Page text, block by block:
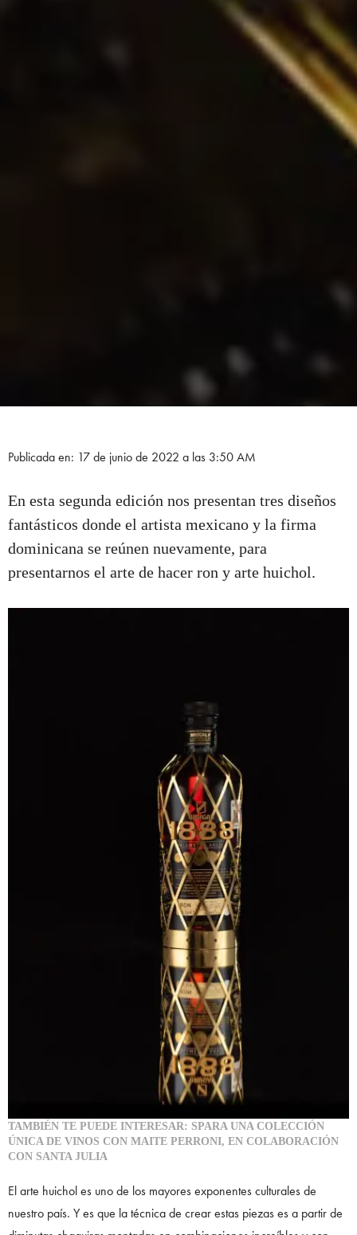
Publicada en: 17 de junio de 2022 a las 3:50 AM
En esta segunda edición nos presentan tres diseños
fantásticos donde el artista mexicano y la firma
dominicana se reúnen nuevamente, para
presentarnos el arte de hacer ron y arte huichol.
TAMBIÉN TE PUEDE INTERESAR: SPARA UNA COLECCIÓN
ÚNICA DE VINOS CON MAITE PERRONI, EN COLABORACIÓN
CON SANTA JULIA
El arte huichol es uno de los mayores exponentes culturales de
nuestro país. Y es que la técnica de crear estas piezas es a partir de